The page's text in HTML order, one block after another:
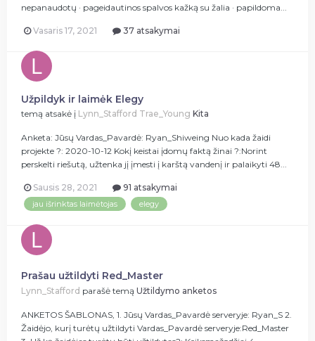
nepanaudotų · pageidautinos spalvos kažką su žalia · papildoma...
Vasaris 17, 2021 37 atsakymai
Užpildyk ir laimėk Elegy
temą atsakė į Lynn_Stafford Trae_Young Kita
Anketa: Jūsų Vardas_Pavardė: Ryan_Shiweing Nuo kada žaidi
projekte ?: 2020-10-12 Kokį keistai įdomų faktą žinai ?:Norint
perskelti riešutą, užtenka jį įmesti į karštą vandenį ir palaikyti 48...
Sausis 28, 2021 91 atsakymai
jau išrinktas laimėtojas elegy
Prašau užtildyti Red_Master
Lynn_Stafford parašė temą Užtildymo anketos
ANKETOS ŠABLONAS, 1. Jūsų Vardas_Pavardė serveryje: Ryan_S 2.
Žaidėjo, kurį turėtų užtildyti Vardas_Pavardė serveryje:Red_Master